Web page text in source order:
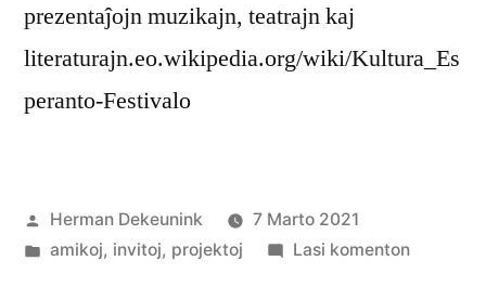
prezentaĵojn muzikajn, teatrajn kaj
literaturajn.eo.wikipedia.org/wiki/Kultura_Es
peranto-Festivalo
Afiŝita
de
Herman Dekeunink
7 Marto 2021
Afiŝita
amikoj, invitoj, projektoj Lasi komentonpri